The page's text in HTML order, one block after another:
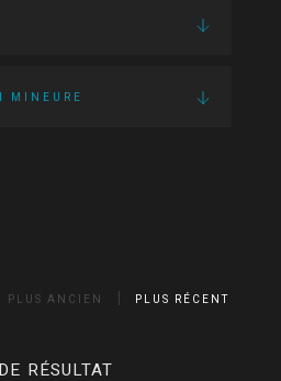
MINEURE
PLUS ANCIEN PLUS RÉCENT
RÉSULTAT